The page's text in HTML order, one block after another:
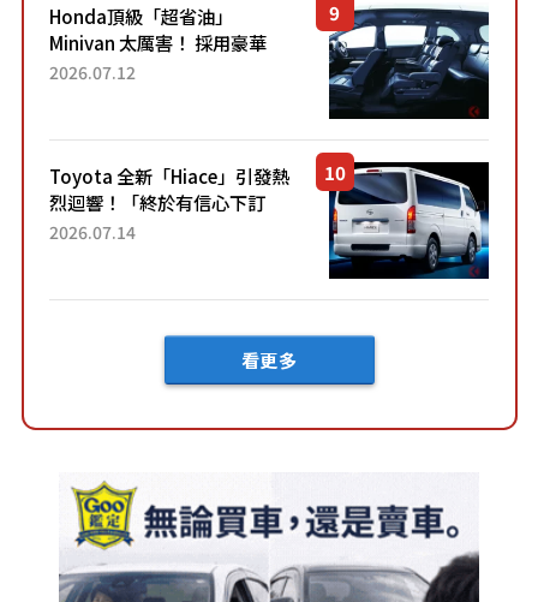
Honda頂級「超省油」
Minivan 太厲害！ 採用豪華
「真皮座椅」與專屬「黑色內
「三...
2026.07.12
Toyota 全新「Hiace」引發熱
烈迴響！「終於有信心下訂
了！」「哪個等級交車最
車？...
2026.07.14
看更多